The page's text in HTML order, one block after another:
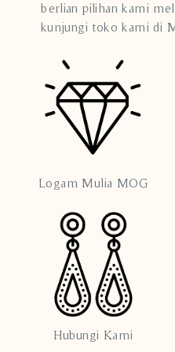
berlian pilihan kami
kunjungi toko kami di
Logam Mulia MOG
Hubungi Kami